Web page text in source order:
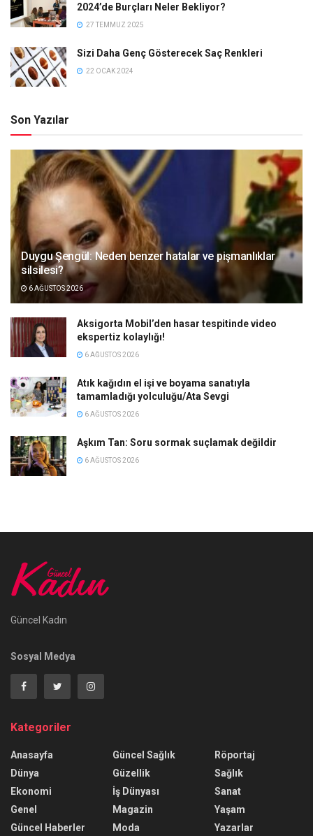
2024’de Burçları Neler Bekliyor?
27 TEMMUZ 2025
Sizi Daha Genç Gösterecek Saç Renkleri
22 OCAK 2024
Son Yazılar
Duygu Şengül: Neden benzer hatalar ve pişmanlıklar
silsilesi?
6 AĞUSTOS 2026
Aksigorta Mobil’den hasar tespitinde video
ekspertiz kolaylığı!
6 AĞUSTOS 2026
Atık kağıdın el işi ve boyama sanatıyla
tamamladığı yolculuğu/Ata Sevgi
6 AĞUSTOS 2026
Aşkım Tan: Soru sormak suçlamak değildir
6 AĞUSTOS 2026
Güncel Kadın
Sosyal Medya
Kategoriler
Anasayfa
Dünya
Ekonomi
Genel
Güncel Haberler
Güncel Sağlık
Güzellik
İş Dünyası
Magazin
Moda
Röportaj
Sağlık
Sanat
Yaşam
Yazarlar